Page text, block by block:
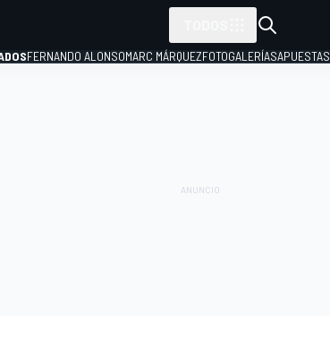
FERNANDO ALONSOMARC MÁRQUEZFOTOGALERÍASAPUESTAS